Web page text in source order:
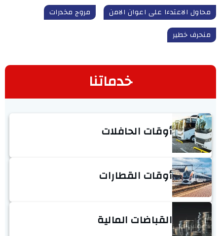
محاول الاعتدءا على اعوان الامن
مروج مخدرات
منحرف خطير
خدماتنا
أوقات الحافلات
أوقات القطارات
القباضات المالية